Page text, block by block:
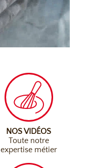
NOS VIDÉOS
Toute notre
expertise métier